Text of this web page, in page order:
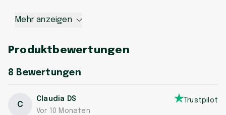
Mehr anzeigen
Produktbewertungen
8 Bewertungen
C
Claudia DS
Vor 10 Monaten
Trustpilot